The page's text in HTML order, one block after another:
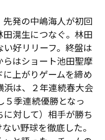
発の中嶋海人が初回
滉生につなぐ。林田
好リリーフ。終盤は
はショート池田聖摩
上がりゲームを締め
は、２年連続春大会
５季連続優勝となっ
対して）相手が勝ち
い野球を徹底した。